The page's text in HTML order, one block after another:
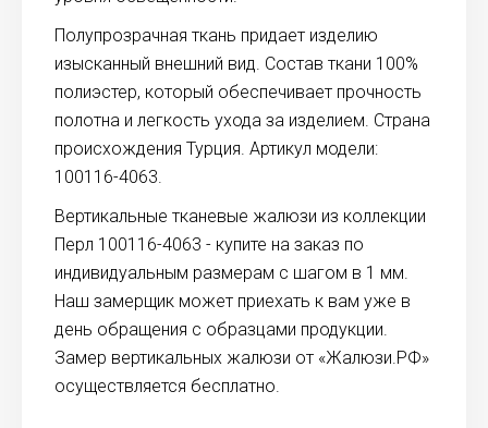
Полупрозрачная ткань придает изделию
изысканный внешний вид. Состав ткани 100%
полиэстер, который обеспечивает прочность
полотна и легкость ухода за изделием. Страна
происхождения Турция. Артикул модели:
100116-4063.
Вертикальные тканевые жалюзи из коллекции
Перл 100116-4063 - купите на заказ по
индивидуальным размерам с шагом в 1 мм.
Наш замерщик может приехать к вам уже в
день обращения с образцами продукции.
Замер вертикальных жалюзи от «Жалюзи.РФ»
осуществляется бесплатно.